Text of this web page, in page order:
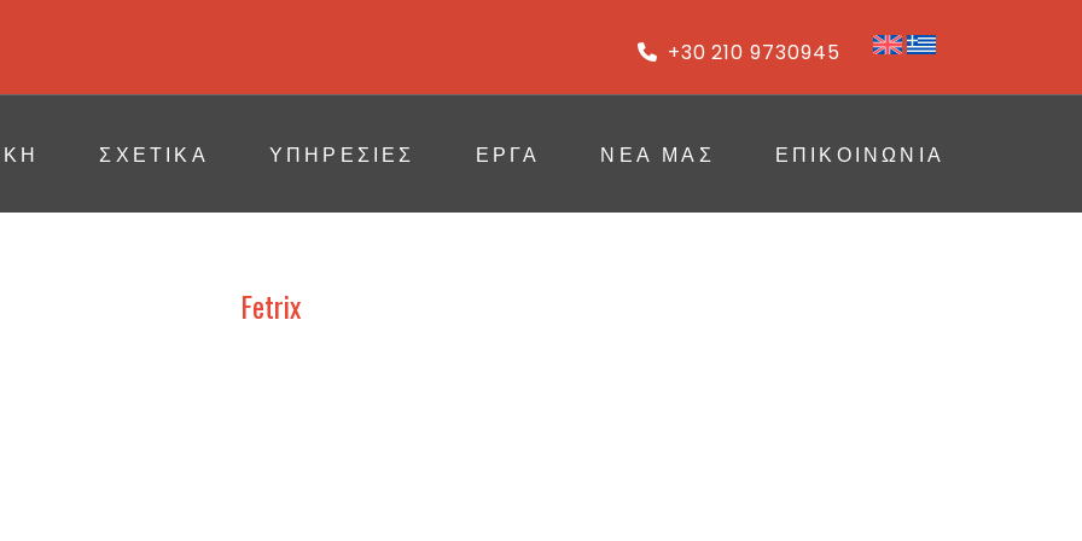
+30 210 9730945
ΣΧΕΤΙΚΆ ΥΠΗΡΕΣΙΕΣ ΕΡΓΑ ΝΈΑ ΜΑΣ ΕΠΙΚΟΙΝΩΝΙΑ
Fetrix